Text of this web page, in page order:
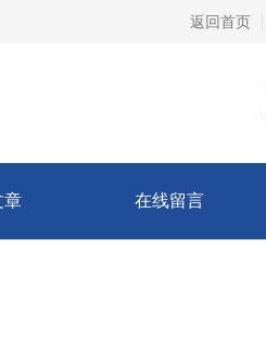
返回首页
章 在线留言